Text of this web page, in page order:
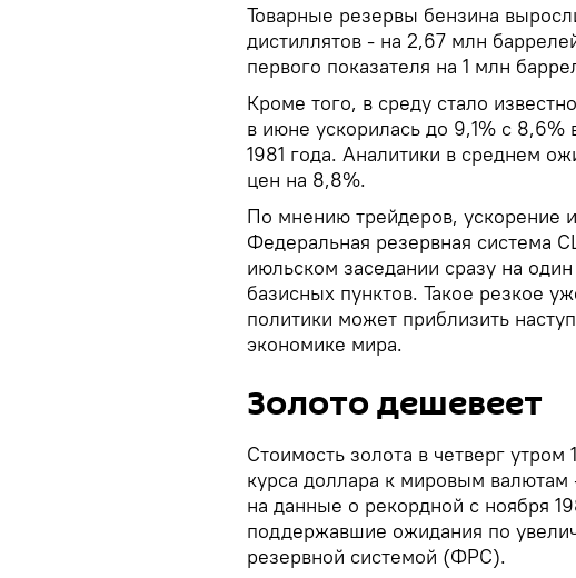
Товарные резервы бензина
дистиллятов - на 2,67 млн
первого показателя на 1 млн
Кроме того, в среду стало
в июне ускорилась до 9,1% с
1981 года. Аналитики в среднем
цен на 8,8%.
По мнению трейдеров, ускорение
Федеральная резервная система
июльском заседании сразу на
базисных пунктов. Такое резкое
политики может приблизить
экономике мира.
Золото дешевеет
Стоимость золота в четверг
курса доллара к мировым
на данные о рекордной с ноября
поддержавшие ожидания по
резервной системой (ФРС).